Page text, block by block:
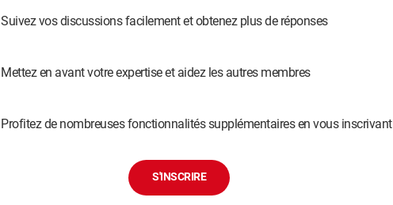
Suivez vos discussions facilement et obtenez plus de réponses
Mettez en avant votre expertise et aidez les autres membres
Profitez de nombreuses fonctionnalités supplémentaires en vous inscrivant
S'INSCRIRE